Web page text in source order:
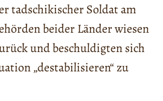
tadschikischer Soldat am
beider Länder wiesen
und beschuldigten sich
„destabilisieren“ zu